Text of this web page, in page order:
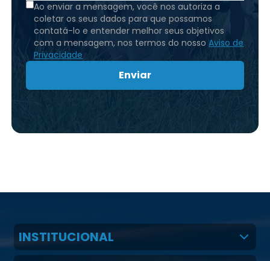
Ao enviar a mensagem, você nos autoriza a
coletar os seus dados para que possamos
contatá-lo e entender melhor seus objetivos
com a mensagem, nos termos do nossoAviso de
Privacidade
Enviar
INSTITUCIONAL